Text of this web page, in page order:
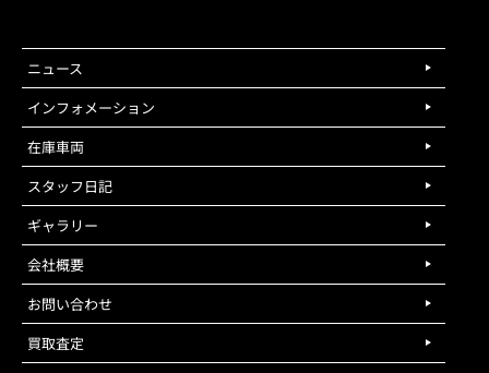
ニュース
インフォメーション
在庫車両
スタッフ日記
ギャラリー
会社概要
お問い合わせ
買取査定